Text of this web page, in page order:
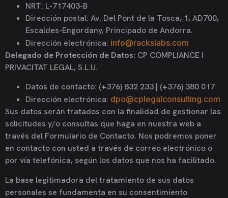
NRT: L-717403-B
Dirección postal: Av. Del Pont de la Tosca, 1, AD700,
Escaldes-Engordany, Principado de Andorra.
Dirección electrónica: info@rackslabs.com
Delegado de Protección de Datos: CP COMPLIANCE I
PRIVACITAT LEGAL, S.L.U.
Datos de contacto: (+376) 832 233 | (+376) 380 017
Dirección electrónica: dpo@cplegalconsulting.com
Sus datos serán tratados con la finalidad de gestionar las
solicitudes y/o consultas que haga en nuestra web a
través del Formulario de Contacto. Nos podremos poner
en contacto con usted a través de correo electrónico o
por vía telefónica, según los datos que nos ha facilitado.
La base legitimadora del tratamiento de sus datos
personales se fundamenta en su consentimiento